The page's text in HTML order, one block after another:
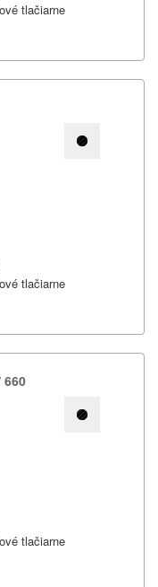
tlačiarne
tlačiarne
660
tlačiarne